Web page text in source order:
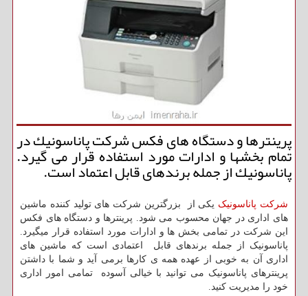
پرینترها و دستگاه های فكس شركت پاناسونیك در
تمام بخشها و ادارات مورد استفاده قرار می گیرد.
پاناسونیك از جمله برندهای قابل اعتماد است.
شرکت پاناسونیک یکی از بزرگترین شرکت های تولید کننده ماشین
های اداری در جهان محسوب می شود. پرینترها و دستگاه های فکس
این شرکت در تمامی بخش ها و ادارات مورد استفاده قرار میگیرد.
پاناسونیک از جمله برندهای قابل اعتمادی است که ماشین های
اداری آن به خوبی از عهده همه ی کارها برمی آید و شما با داشتن
پرینترهای پاناسونیک می توانید با خیالی آسوده تمامی امور اداری
خود را مدیریت کنید.